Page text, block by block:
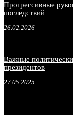
Прогрессивные
последствий
26.02.2026
Важные
президентов
27.05.2025